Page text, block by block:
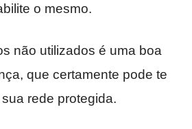
o mesmo.
não utilizados é uma boa
que certamente pode te
rede protegida.